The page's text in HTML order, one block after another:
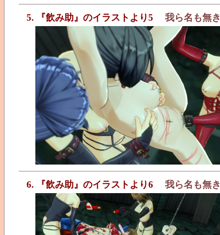
5. 『飲み助』のイラストより5 我ら名も無
6. 『飲み助』のイラストより6 我ら名も無